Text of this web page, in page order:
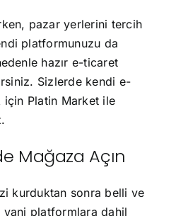
pazar yerlerini tercih
platformunuzu da
hazır e-ticaret
Sizlerde kendi e-
Platin Market ile
Mağaza Açın
kurduktan sonra belli ve
platformlara dahil